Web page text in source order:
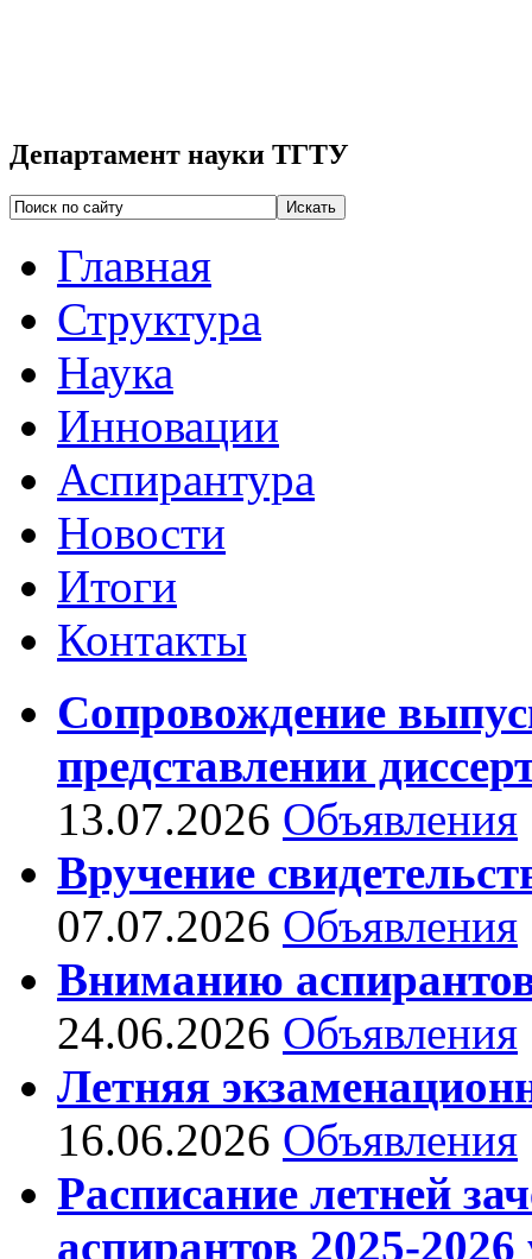
Департамент науки ТГТУ
Главная
Структура
Наука
Инновации
Аспирантура
Новости
Итоги
Контакты
Сопровождение
представлении
13.07.2026 Объявления
Вручение
07.07.2026 Объявления
Вниманию
24.06.2026 Объявления
Летняя
16.06.2026 Объявления
Расписание летней
аспирантов 2025-2026